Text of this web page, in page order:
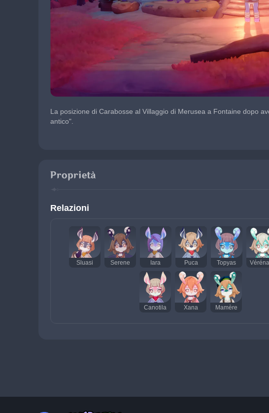
La posizione di Carabosse al Villaggio di Merusea a Fontaine dopo
antico".
Proprietà
Relazioni
Sluasi Serene Iara Puca Topyas
Canotila Xana Mamère